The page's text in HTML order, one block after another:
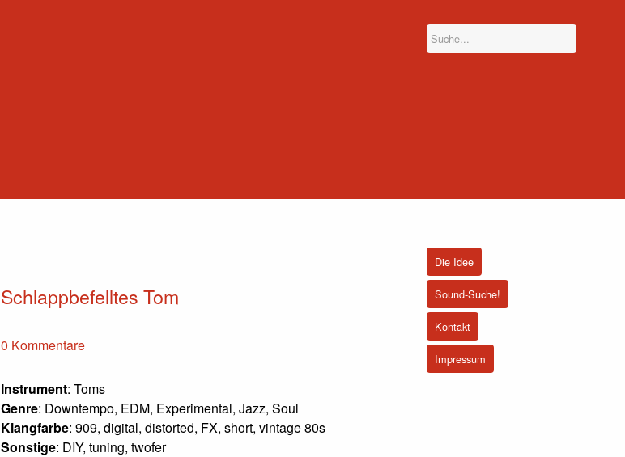
Schlappbefelltes Tom
0 Kommentare
Instrument: Toms
Genre: Downtempo, EDM, Experimental, Jazz, Soul
Klangfarbe: 909, digital, distorted, FX, short, vintage 80s
Sonstige: DIY, tuning, twofer
Die Idee
Sound-Suche!
Kontakt
Impressum